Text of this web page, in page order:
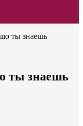
ты знаешь
ты знаешь